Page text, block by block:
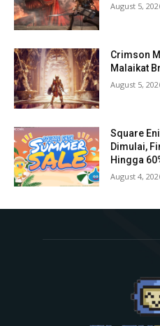
August 5,
Crimson
Malaikat
August 5,
Square
Dimulai,
Hingga
August 4,